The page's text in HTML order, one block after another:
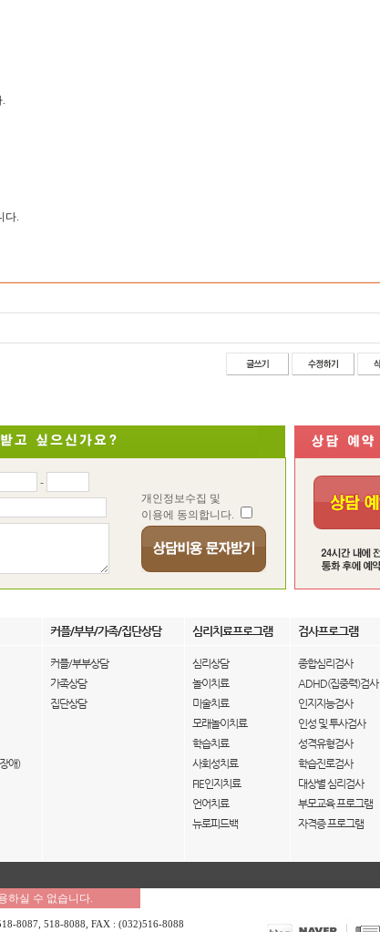
다.
-
개인정보수집 및
이용에 동의합니다.
커플/부부/가족/집단상담 심리치료프로그램 검사프로그램
애)
커플/부부상담
가족상담
집단상담
심리상담
놀이치료
미술치료
모래놀이치료
학습치료
사회성치료
FIE인지치료
언어치료
뉴로피드백
종합심리검사
ADHD(집중력)검사
인지지능검사
인성 및 투사검사
성격유형검사
학습진로검사
대상별 심리검사
부모교육 프로그램
자격증 프로그램
하실 수 없습니다.
8087, 518-8088, FAX : (032)516-8088